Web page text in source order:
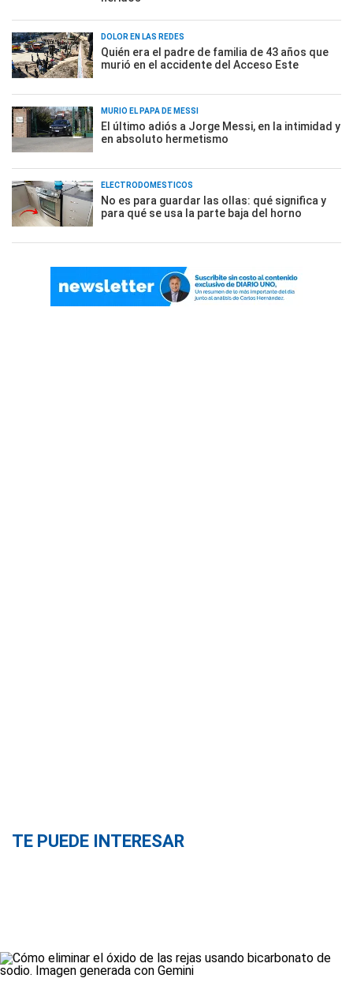
DOLOR EN LAS REDES
Quién era el padre de familia de 43 años que
murió en el accidente del Acceso Este
MURIÓ EL PAPÁ DE MESSI
El último adiós a Jorge Messi, en la intimidad y
en absoluto hermetismo
ELECTRODOMÉSTICOS
No es para guardar las ollas: qué significa y
para qué se usa la parte baja del horno
TE PUEDE INTERESAR